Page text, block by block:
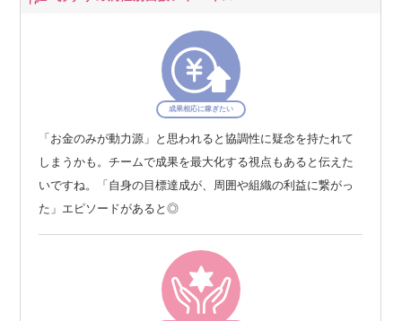
成果相応に稼ぎたい
「お金のみが動力源」と思われると協調性に疑念を持たれて
しまうかも。チームで成果を最大化する視点もあると伝えた
いですね。「自身の目標達成が、周囲や組織の利益に繋がっ
た」エピソードがあると◎